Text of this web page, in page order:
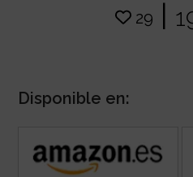
29 |
Disponible en: